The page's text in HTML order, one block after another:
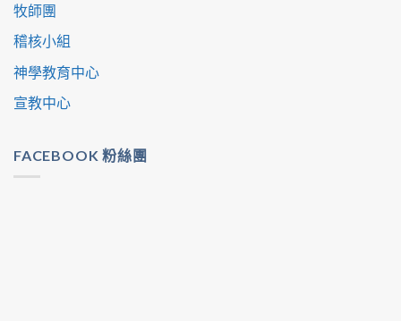
牧師團
稽核小組
神學教育中心
宣教中心
FACEBOOK 粉絲團